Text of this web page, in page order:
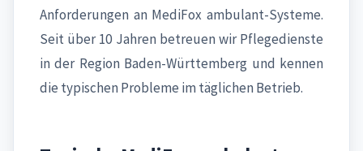
Anforderungen an MediFox ambulant-Systeme.
Seit über 10 Jahren betreuen wir Pflegedienste
in der Region Baden-Württemberg und kennen
die typischen Probleme im täglichen Betrieb.